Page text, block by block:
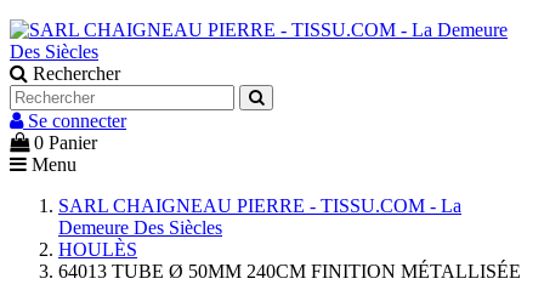
Rechercher
Se connecter
0 Panier
Menu
SARL CHAIGNEAU PIERRE - TISSU.COM - La
Demeure Des Siècles
HOULÈS
64013 TUBE Ø 50MM 240CM FINITION MÉTALLISÉE